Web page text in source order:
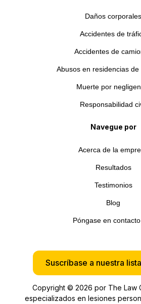
Daños corporales
Accidentes de
Accidentes de
Abusos en residencias de
Muerte por
Responsabilidad
Navegue por
Acerca de la
Resultados
Testimonios
Blog
Póngase en
Suscríbase a nuestra
Copyright © 2026 por The Law
especializados en lesiones